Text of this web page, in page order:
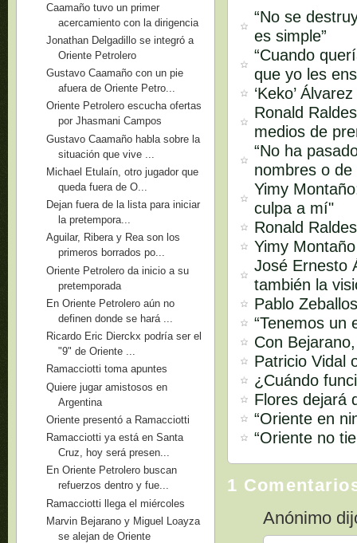
“No se
es simple”
“Cuando
que yo les
‘Keko’
Ronald
medios de
“No ha
nombres o de
Yimy
culpa a mí"
Ronald
Yimy
José Ernesto
también la
Pablo
“Tenemos un
Con
Patricio Vidal
¿Cuándo
Flores dejará
“Oriente en
“Oriente no
1
Anónimo
Caamaño tuvo un primer
acercamiento con la dirigencia
Jonathan Delgadillo se integró a
Oriente Petrolero
Gustavo Caamaño con un pie
afuera de Oriente Petro...
Oriente Petrolero escucha ofertas
por Jhasmani Campos
Gustavo Caamaño habla sobre la
situación que vive ...
Michael Etulaín, otro jugador que
queda fuera de O...
Dejan fuera de la lista para iniciar
la pretempora...
Aguilar, Ribera y Rea son los
primeros borrados po...
Oriente Petrolero da inicio a su
pretemporada
En Oriente Petrolero aún no
definen donde se hará ...
Ricardo Eric Dierckx podría ser el
"9" de Oriente ...
Ramacciotti toma apuntes
Quiere jugar amistosos en
Argentina
Oriente presentó a Ramacciotti
Ramacciotti ya está en Santa
Cruz, hoy será presen...
En Oriente Petrolero buscan
refuerzos dentro y fue...
Ramacciotti llega el miércoles
Marvin Bejarano y Miguel Loayza
se alejan de Oriente